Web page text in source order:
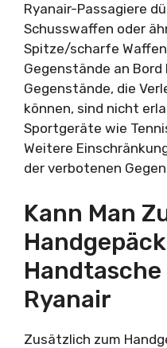
Ryanair-Passagiere
Schusswaffen oder
Spitze/scharfe
Gegenstände an
Gegenstände, die
können, sind nicht
Sportgeräte wie
Weitere
der verbotenen
Kann Man
Ryanair
Zusätzlich zum